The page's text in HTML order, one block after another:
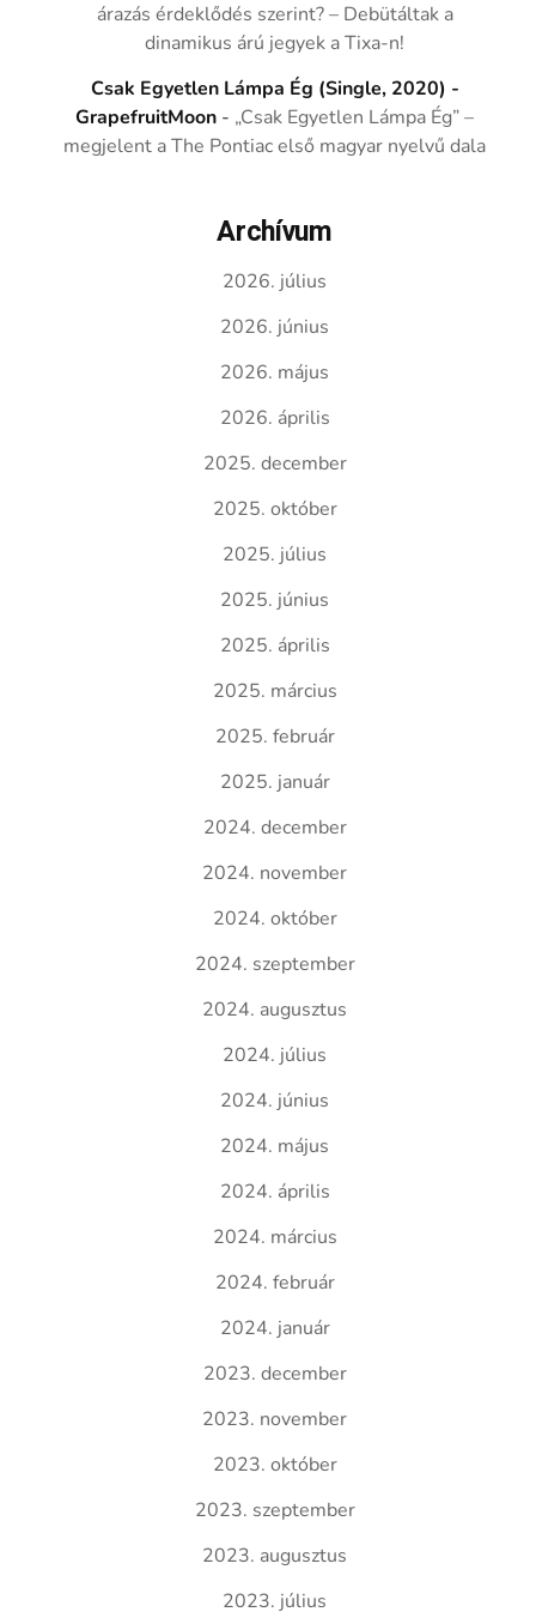
árazás érdeklődés szerint? – Debütáltak a
dinamikus árú jegyek a Tixa-n!
Csak Egyetlen Lámpa Ég (Single, 2020) -
GrapefruitMoon - „Csak Egyetlen Lámpa Ég” –
megjelent a The Pontiac első magyar nyelvű dala
Archívum
2026. július
2026. június
2026. május
2026. április
2025. december
2025. október
2025. július
2025. június
2025. április
2025. március
2025. február
2025. január
2024. december
2024. november
2024. október
2024. szeptember
2024. augusztus
2024. július
2024. június
2024. május
2024. április
2024. március
2024. február
2024. január
2023. december
2023. november
2023. október
2023. szeptember
2023. augusztus
2023. július